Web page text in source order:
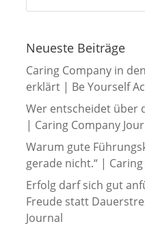
Neueste Beiträge
Caring Company in
erklärt | Be Yourself
Wer entscheidet über
| Caring Company
Warum gute
gerade nicht.“ |
Erfolg darf sich gut
Freude statt
Journal